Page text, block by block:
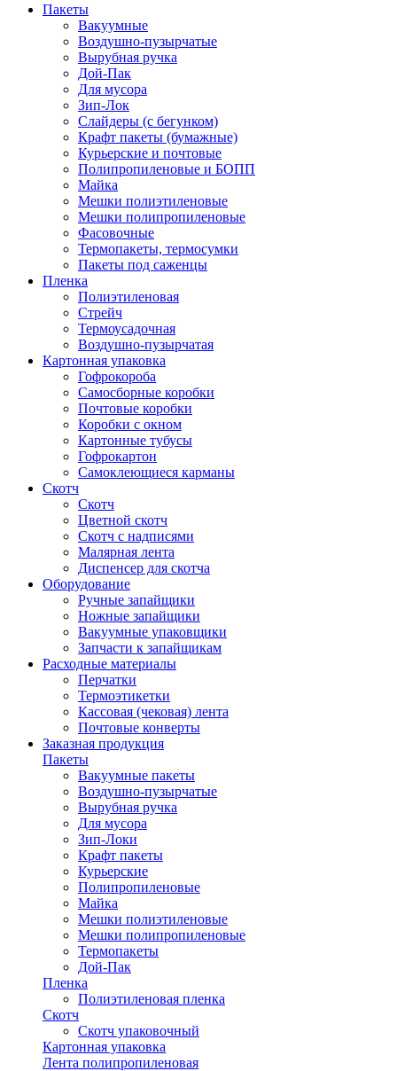
Пакеты
Вакуумные
Воздушно-пузырчатые
Вырубная ручка
Дой-Пак
Для мусора
Зип-Лок
Слайдеры (с бегунком)
Крафт пакеты (бумажные)
Курьерские и почтовые
Полипропиленовые и БОПП
Майка
Мешки полиэтиленовые
Мешки полипропиленовые
Фасовочные
Термопакеты, термосумки
Пакеты под саженцы
Пленка
Полиэтиленовая
Стрейч
Термоусадочная
Воздушно-пузырчатая
Картонная упаковка
Гофрокороба
Самосборные коробки
Почтовые коробки
Коробки с окном
Картонные тубусы
Гофрокартон
Самоклеющиеся карманы
Скотч
Скотч
Цветной скотч
Скотч с надписями
Малярная лента
Диспенсер для скотча
Оборудование
Ручные запайщики
Ножные запайщики
Вакуумные упаковщики
Запчасти к запайщикам
Расходные материалы
Перчатки
Термоэтикетки
Кассовая (чековая) лента
Почтовые конверты
Заказная продукция
Пакеты
Вакуумные пакеты
Воздушно-пузырчатые
Вырубная ручка
Для мусора
Зип-Локи
Крафт пакеты
Курьерские
Полипропиленовые
Майка
Мешки полиэтиленовые
Мешки полипропиленовые
Термопакеты
Дой-Пак
Пленка
Полиэтиленовая пленка
Скотч
Скотч упаковочный
Картонная упаковка
Лента полипропиленовая